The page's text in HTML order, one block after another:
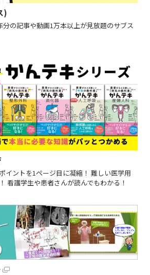
)
の記事や動画1万本以上が見放題のサブス
イントを1ページ目に凝縮！ 難しい医学用
看護学生や患者さんが読んでもわかる！